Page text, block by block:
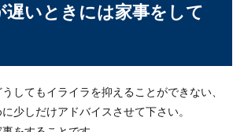
みに笑い。いろいろな感情が湧いて出てくるでし
兄弟へのご祝儀・自分が独身のときに
包むご祝儀相場と渡し方
遅いときには家事をして
してもイライラを抑えることができない、
少しだけアドバイスさせて下さい。